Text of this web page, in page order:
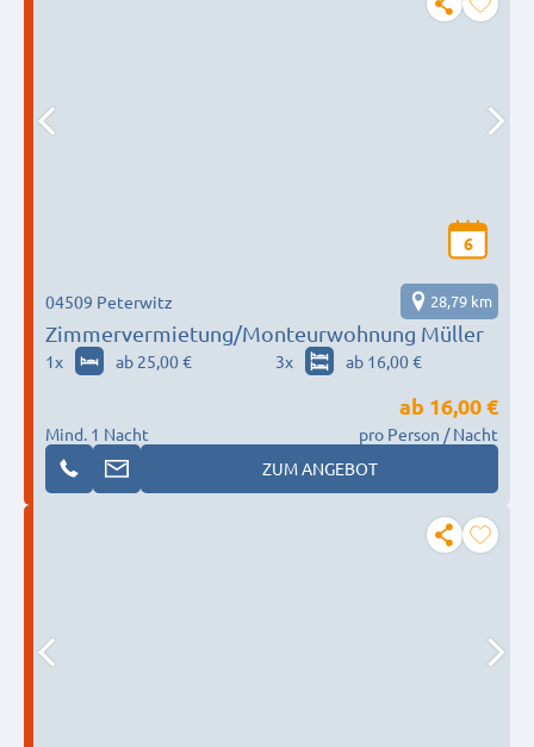
6
Zimmervermietung/Monteurwohnung Müller
04509 Peterwitz 28,79 km
1x ab 25,00 € 3x ab 16,00 €
Mind. 1 Nacht
ab 16,00 €
pro Person / Nacht
ZUM ANGEBOT